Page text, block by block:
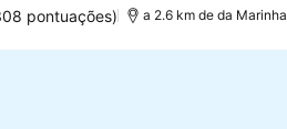
pontuações) a 2.6 km de da Marinha